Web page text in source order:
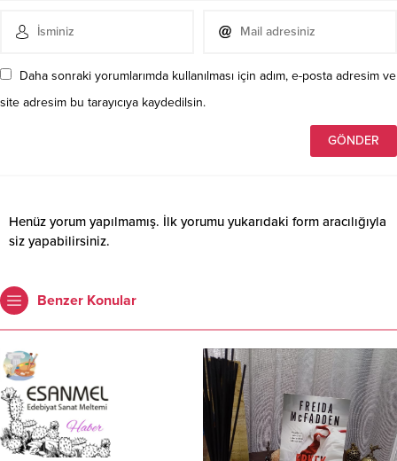
Daha sonraki yorumlarımda kullanılması için adım, e-posta adresim ve
site adresim bu tarayıcıya kaydedilsin.
Henüz yorum yapılmamış. İlk yorumu yukarıdaki form aracılığıyla
siz yapabilirsiniz.
Benzer Konular